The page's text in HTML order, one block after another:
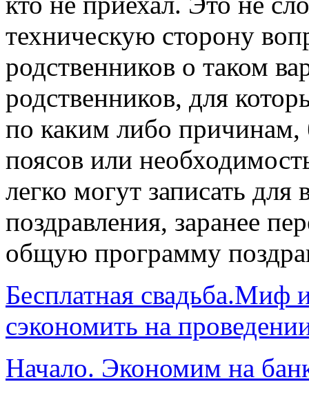
техническую сторону
родственников о таком
родственников, для
по каким либо причинам,
поясов или
легко могут записать для
поздравления, заранее
общую программу
Бесплатная свадьба.Миф
сэкономить на
Начало. Экономим на